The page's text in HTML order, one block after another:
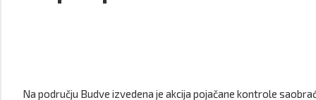
Na području Budve izvedena je akcija pojačane kontrole